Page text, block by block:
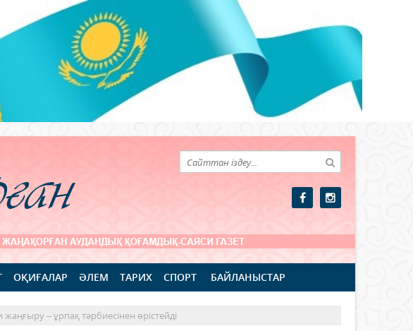
ОҚИҒАЛАР ӘЛЕМ ТАРИХ СПОРТ БАЙЛАНЫСТАР
жаңғыру – ұрпақ тәрбиесінен өрістейді